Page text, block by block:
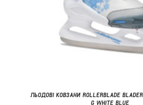
ЛЬОДОВІ КОВЗАНИ ROLLERBLADE
G WHITE BLUE